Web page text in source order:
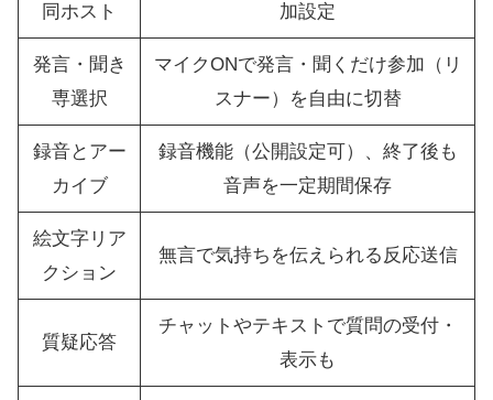
同ホスト
加設定
発言・聞き
専選択
マイクONで発言・聞くだけ参加（リ
スナー）を自由に切替
録音とアー
カイブ
録音機能（公開設定可）、終了後も
音声を一定期間保存
絵文字リア
クション
無言で気持ちを伝えられる反応送信
質疑応答
チャットやテキストで質問の受付・
表示も